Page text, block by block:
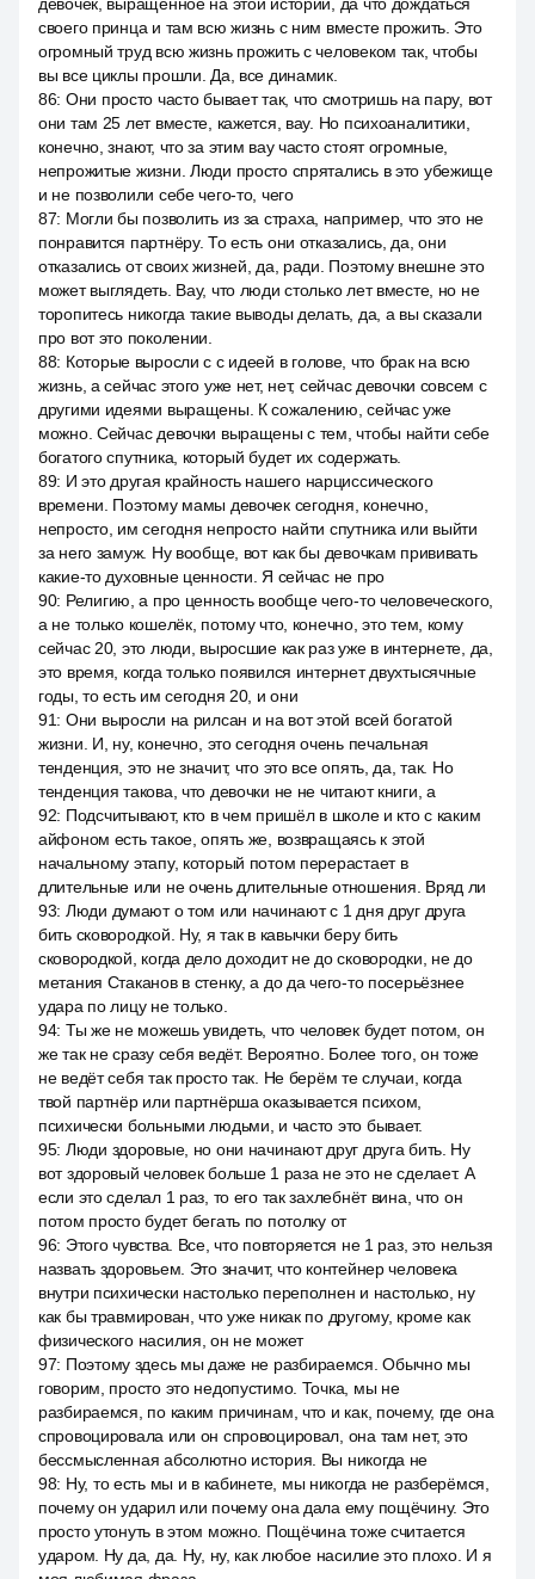
своего принца и там всю жизнь с ним вместе прожить. Это
огромный труд всю жизнь прожить с человеком так, чтобы
вы все циклы прошли. Да, все динамик.
86: Они просто часто бывает так, что смотришь на пару, вот
они там 25 лет вместе, кажется, вау. Но психоаналитики,
конечно, знают, что за этим вау часто стоят огромные,
непрожитые жизни. Люди просто спрятались в это убежище
и не позволили себе чего-то, чего
87: Могли бы позволить из за страха, например, что это не
понравится партнёру. То есть они отказались, да, они
отказались от своих жизней, да, ради. Поэтому внешне это
может выглядеть. Вау, что люди столько лет вместе, но не
торопитесь никогда такие выводы делать, да, а вы сказали
про вот это поколении.
88: Которые выросли с с идеей в голове, что брак на всю
жизнь, а сейчас этого уже нет, нет, сейчас девочки совсем с
другими идеями выращены. К сожалению, сейчас уже
можно. Сейчас девочки выращены с тем, чтобы найти себе
богатого спутника, который будет их содержать.
89: И это другая крайность нашего нарциссического
времени. Поэтому мамы девочек сегодня, конечно,
непросто, им сегодня непросто найти спутника или выйти
за него замуж. Ну вообще, вот как бы девочкам прививать
какие-то духовные ценности. Я сейчас не про
90: Религию, а про ценность вообще чего-то человеческого,
а не только кошелёк, потому что, конечно, это тем, кому
сейчас 20, это люди, выросшие как раз уже в интернете, да,
это время, когда только появился интернет двухтысячные
годы, то есть им сегодня 20, и они
91: Они выросли на рилсан и на вот этой всей богатой
жизни. И, ну, конечно, это сегодня очень печальная
тенденция, это не значит, что это все опять, да, так. Но
тенденция такова, что девочки не не читают книги, а
92: Подсчитывают, кто в чем пришёл в школе и кто с каким
айфоном есть такое, опять же, возвращаясь к этой
начальному этапу, который потом перерастает в
длительные или не очень длительные отношения. Вряд ли
93: Люди думают о том или начинают с 1 дня друг друга
бить сковородкой. Ну, я так в кавычки беру бить
сковородкой, когда дело доходит не до сковородки, не до
метания Стаканов в стенку, а до да чего-то посерьёзнее
удара по лицу не только.
94: Ты же не можешь увидеть, что человек будет потом, он
же так не сразу себя ведёт. Вероятно. Более того, он тоже
не ведёт себя так просто так. Не берём те случаи, когда
твой партнёр или партнёрша оказывается психом,
психически больными людьми, и часто это бывает.
95: Люди здоровые, но они начинают друг друга бить. Ну
вот здоровый человек больше 1 раза не это не сделает. А
если это сделал 1 раз, то его так захлебнёт вина, что он
потом просто будет бегать по потолку от
96: Этого чувства. Все, что повторяется не 1 раз, это нельзя
назвать здоровьем. Это значит, что контейнер человека
внутри психически настолько переполнен и настолько, ну
как бы травмирован, что уже никак по другому, кроме как
физического насилия, он не может
97: Поэтому здесь мы даже не разбираемся. Обычно мы
говорим, просто это недопустимо. Точка, мы не
разбираемся, по каким причинам, что и как, почему, где она
спровоцировала или он спровоцировал, она там нет, это
бессмысленная абсолютно история. Вы никогда не
98: Ну, то есть мы и в кабинете, мы никогда не разберёмся,
почему он ударил или почему она дала ему пощёчину. Это
просто утонуть в этом можно. Пощёчина тоже считается
ударом. Ну да, да. Ну, ну, как любое насилие это плохо. И я